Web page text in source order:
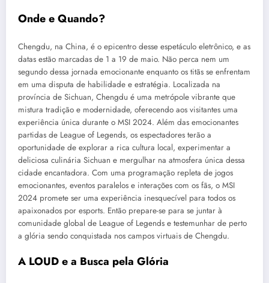
Onde e Quando?
Chengdu, na China, é o epicentro desse espetáculo eletrônico, e as
datas estão marcadas de 1 a 19 de maio. Não perca nem um
segundo dessa jornada emocionante enquanto os titãs se enfrentam
em uma disputa de habilidade e estratégia. Localizada na
província de Sichuan, Chengdu é uma metrópole vibrante que
mistura tradição e modernidade, oferecendo aos visitantes uma
experiência única durante o MSI 2024. Além das emocionantes
partidas de League of Legends, os espectadores terão a
oportunidade de explorar a rica cultura local, experimentar a
deliciosa culinária Sichuan e mergulhar na atmosfera única dessa
cidade encantadora. Com uma programação repleta de jogos
emocionantes, eventos paralelos e interações com os fãs, o MSI
2024 promete ser uma experiência inesquecível para todos os
apaixonados por esports. Então prepare-se para se juntar à
comunidade global de League of Legends e testemunhar de perto
a glória sendo conquistada nos campos virtuais de Chengdu.
A LOUD e a Busca pela Glória